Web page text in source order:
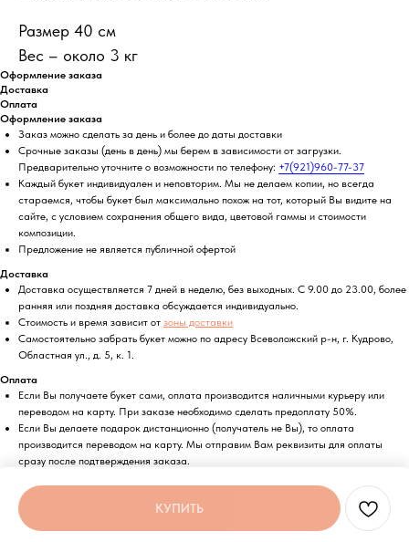
КУПИТЬ
Размер 40 см
Вес – около 3 кг
Оформление заказа
Доставка
Оплата
Оформление заказа
Заказ можно сделать за день и более до даты доставки
Срочные заказы (день в день) мы берем в зависимости от загрузки.
Предварительно уточните о возможности по телефону: +7(921)960-77-37
Каждый букет индивидуален и неповторим. Мы не делаем копии, но всегда
стараемся, чтобы букет был максимально похож на тот, который Вы видите на
сайте, с условием сохранения общего вида, цветовой гаммы и стоимости
композиции.
Предложение не является публичной офертой
Доставка
Доставка осуществляется 7 дней в неделю, без выходных. С 9.00 до 23.00, более
ранняя или поздняя доставка обсуждается индивидуально.
Стоимость и время зависит от зоны доставки
Самостоятельно забрать букет можно по адресу Всеволожский р-н, г. Кудрово,
Областная ул., д. 5, к. 1.
Оплата
Если Вы получаете букет сами, оплата производится наличными курьеру или
переводом на карту. При заказе необходимо сделать предоплату 50%.
Если Вы делаете подарок дистанционно (получатель не Вы), то оплата
производится переводом на карту. Мы отправим Вам реквизиты для оплаты
сразу после подтверждения заказа.